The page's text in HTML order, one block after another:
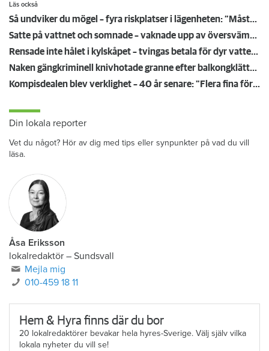
Läs också
Så undviker du mögel – fyra riskplatser i lägenheten: ”Måste städa bort”
Satte på vattnet och somnade – vaknade upp av översvämning hos grannen
Rensade inte hålet i kylskåpet – tvingas betala för dyr vattenskada
Naken gängkriminell knivhotade granne efter balkongklättring
Kompisdealen blev verklighet – 40 år senare: "Flera fina fördelar med att dela bostad"
Din lokala reporter
Vet du något? Hör av dig med tips eller synpunkter på vad du vill
läsa.
Åsa Eriksson
lokalredaktör – Sundsvall
Mejla mig
010-459 18 11
Hem & Hyra finns där du bor
20 lokalredaktörer bevakar hela hyres-Sverige. Välj själv vilka
lokala nyheter du vill se!